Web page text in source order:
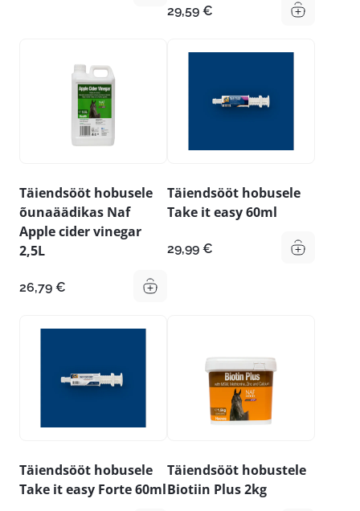
29,59 €
Täiendsööt hobusele
õunaäädikas Naf
Apple cider vinegar
2,5L
26,79 €
Täiendsööt hobusele
Take it easy 60ml
29,99 €
Täiendsööt hobusele
Take it easy Forte 60ml
Täiendsööt hobustele
Biotiin Plus 2kg